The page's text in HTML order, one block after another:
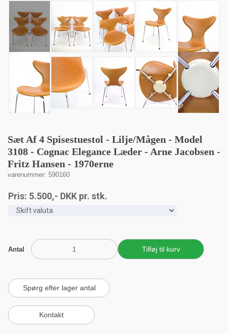
Sæt Af 4 Spisestuestol - Lilje/Mågen - Model
3108 - Cognac Elegance Læder - Arne Jacobsen -
Fritz Hansen - 1970erne
varenummer: 590160
Pris: 5.500,- DKK pr. stk.
Antal